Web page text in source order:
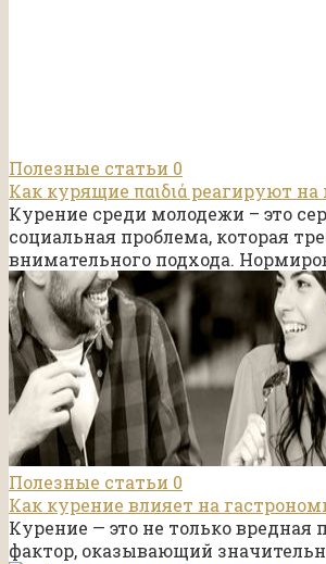
Полезные статьи 0
Как курящие παιδιά реагируют
Курение среди молодежи – это
социальная проблема, которая
внимательного подхода.
Полезные статьи 0
Как курение влияет на
Курение — это не только вредная
фактор, оказывающий